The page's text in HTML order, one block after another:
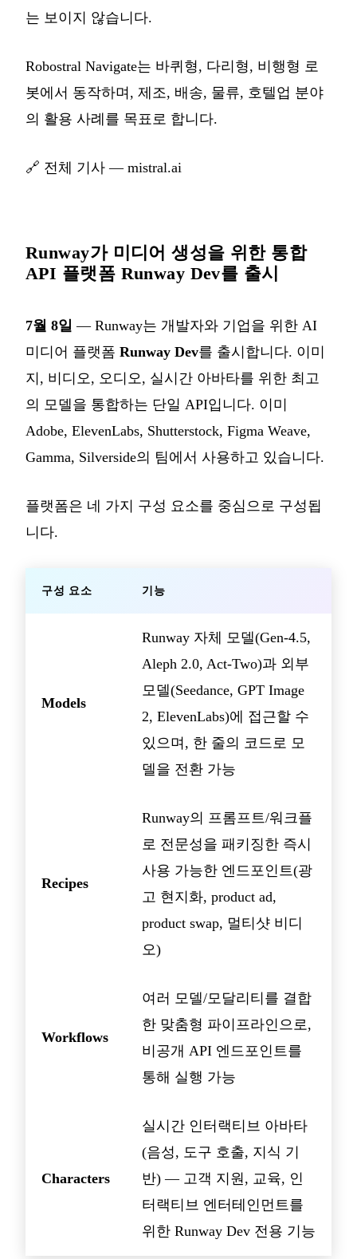
는 보이지 않습니다.
Robostral Navigate는 바퀴형, 다리형, 비행형 로
봇에서 동작하며, 제조, 배송, 물류, 호텔업 분야
의 활용 사례를 목표로 합니다.
🔗 전체 기사 — mistral.ai
Runway가 미디어 생성을 위한 통합
API 플랫폼 Runway Dev를 출시
7월 8일 — Runway는 개발자와 기업을 위한 AI
미디어 플랫폼 Runway Dev를 출시합니다. 이미
지, 비디오, 오디오, 실시간 아바타를 위한 최고
의 모델을 통합하는 단일 API입니다. 이미
Adobe, ElevenLabs, Shutterstock, Figma Weave,
Gamma, Silverside의 팀에서 사용하고 있습니다.
플랫폼은 네 가지 구성 요소를 중심으로 구성됩
니다.
구성 요소 기능
Models
Runway 자체 모델(Gen-4.5,
Aleph 2.0, Act-Two)과 외부
모델(Seedance, GPT Image
2, ElevenLabs)에 접근할 수
있으며, 한 줄의 코드로 모
델을 전환 가능
Recipes
Runway의 프롬프트/워크플
로 전문성을 패키징한 즉시
사용 가능한 엔드포인트(광
고 현지화, product ad,
product swap, 멀티샷 비디
오)
Workflows
여러 모델/모달리티를 결합
한 맞춤형 파이프라인으로,
비공개 API 엔드포인트를
통해 실행 가능
Characters
실시간 인터랙티브 아바타
(음성, 도구 호출, 지식 기
반) — 고객 지원, 교육, 인
터랙티브 엔터테인먼트를
위한 Runway Dev 전용 기능